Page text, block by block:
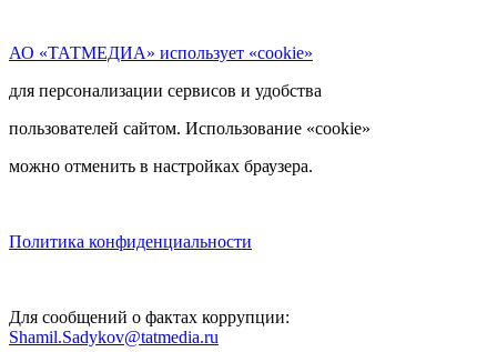
АО «ТАТМЕДИА» использует «cookie»
для персонализации сервисов и удобства
пользователей сайтом. Использование «cookie»
можно отменить в настройках браузера.
Политика конфиденциальности
Для сообщений о фактах коррупции:
Shamil.Sadykov@tatmedia.ru